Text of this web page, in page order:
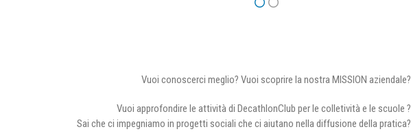
Vuoi conoscerci meglio? Vuoi scoprire la nostra MISSION aziendale?
Vuoi approfondire le attività di DecathlonClub per le colletività e le scuole ?
Sai che ci impegniamo in progetti sociali che ci aiutano nella diffusione della pratica?